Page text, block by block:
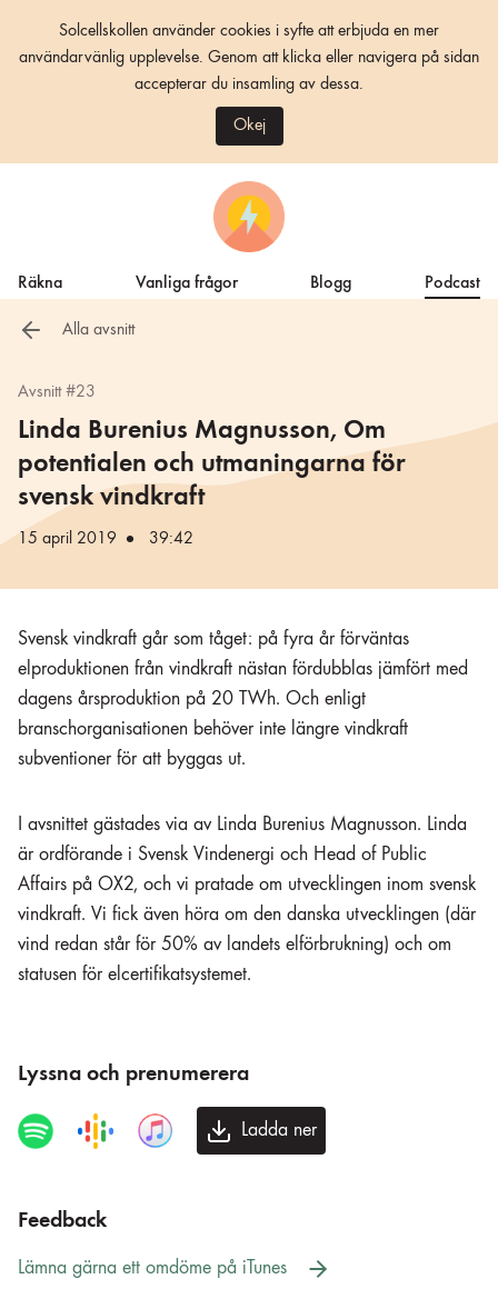
Solcellskollen använder cookies i syfte att erbjuda en mer
användarvänlig upplevelse. Genom att klicka eller navigera på sidan
accepterar du insamling av dessa.
Okej
Räkna Vanliga frågor Blogg Podcast
Alla avsnitt
Avsnitt #23
Linda Burenius Magnusson, Om
potentialen och utmaningarna för
svensk vindkraft
15 april 2019 39:42
Svensk vindkraft går som tåget: på fyra år förväntas
elproduktionen från vindkraft nästan fördubblas jämfört med
dagens årsproduktion på 20 TWh. Och enligt
branschorganisationen behöver inte längre vindkraft
subventioner för att byggas ut.
I avsnittet gästades via av Linda Burenius Magnusson. Linda
är ordförande i Svensk Vindenergi och Head of Public
Affairs på OX2, och vi pratade om utvecklingen inom svensk
vindkraft. Vi fick även höra om den danska utvecklingen (där
vind redan står för 50% av landets elförbrukning) och om
statusen för elcertifikatsystemet.
Lyssna och prenumerera
Ladda ner
Feedback
Lämna gärna ett omdöme på iTunes